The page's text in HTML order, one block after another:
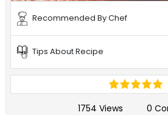
Recommended By Chef
Tips About Recipe
1754 Views 0